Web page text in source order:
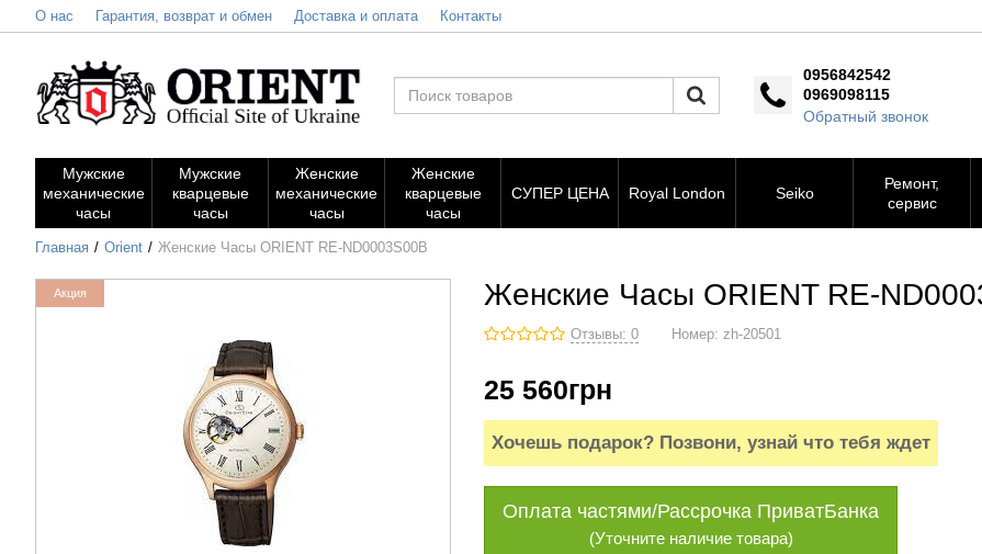
О нас Гарантия, возврат и обмен Доставка и оплата Контакты
0956842542
0969098115
Обратный звонок
Мужские
механические
часы
Мужские
кварцевые
часы
Женские
механические
часы
Женские
кварцевые
часы
СУПЕР ЦЕНА Royal London Seiko
Ремонт,
сервис
Главная Orient Женские Часы ORIENT RE-ND0003S00B
Акция Женские Часы ORIENT RE-
Отзывы: 0 Номер:zh-20501
25 560грн
Хочешь подарок? Позвони, узнай что тебя ждет
Оплата частями/Рассрочка ПриватБанка
(Уточните наличие товара)